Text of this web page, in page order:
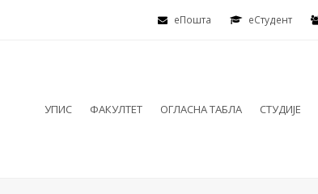
еПошта eСтудент
УПИС ФАКУЛТЕТ ОГЛАСНА ТАБЛА СТУДИЈЕ